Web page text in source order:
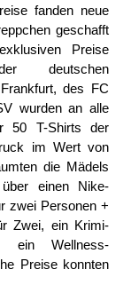
fanden neue
geschafft
Preise
deutschen
des FC
wurden an alle
50 T-Shirts der
im Wert von
die Mädels
einen Nike-
zwei Personen +
Zwei, ein Krimi-
ein Wellness-
Preise konnten